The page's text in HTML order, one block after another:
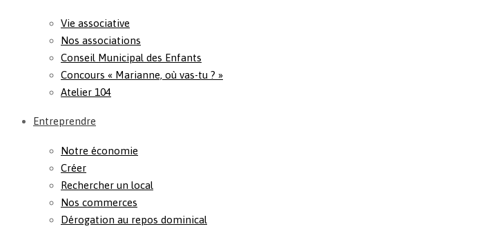
Vie associative
Nos associations
Conseil Municipal des Enfants
Concours « Marianne, où vas-tu ? »
Atelier 104
Entreprendre
Notre économie
Créer
Rechercher un local
Nos commerces
Dérogation au repos dominical